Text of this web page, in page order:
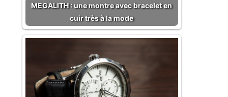
MEGALITH : une montre avec bracelet en
cuir très à la mode